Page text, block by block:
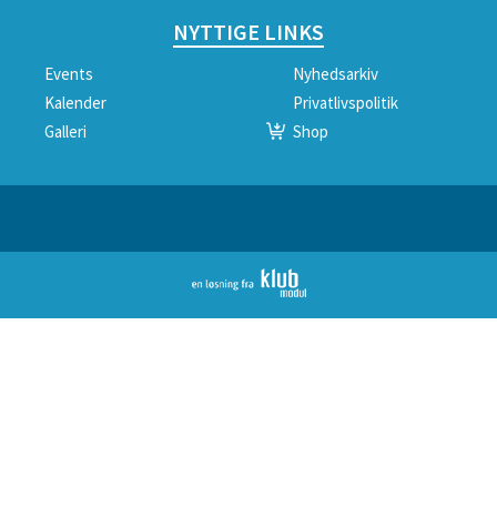
NYTTIGE LINKS
Events
Nyhedsarkiv
Kalender
Privatlivspolitik
Galleri
Shop